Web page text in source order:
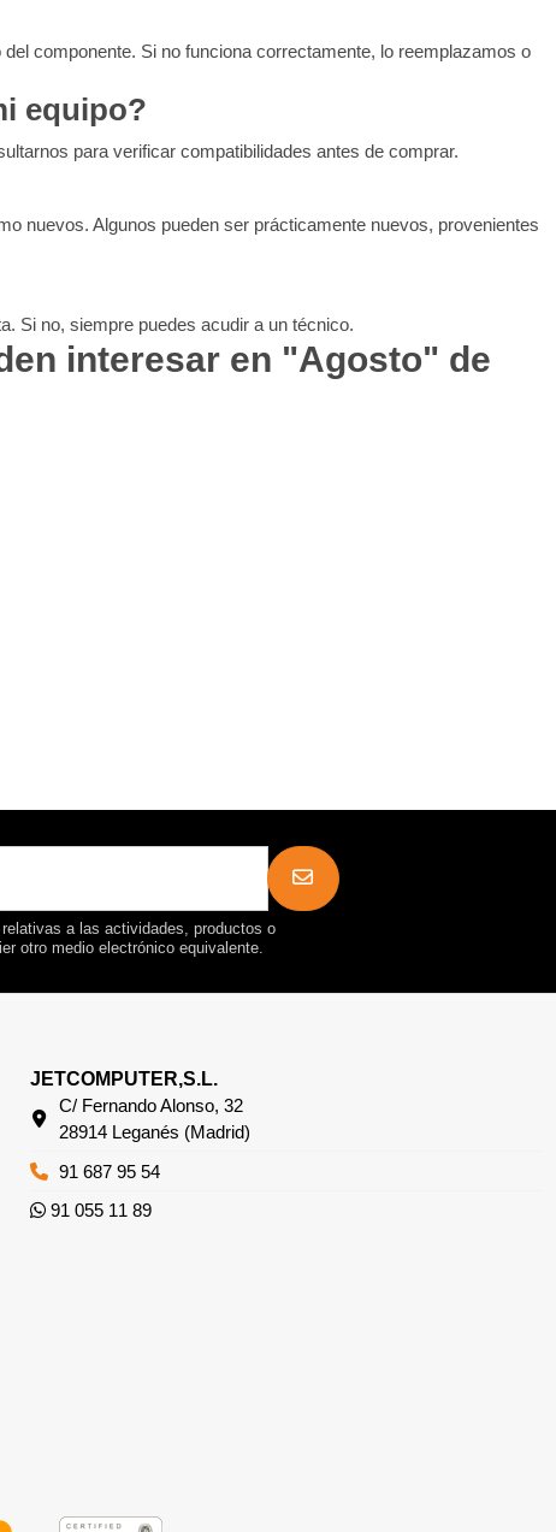
componente. Si no funciona correctamente, lo reemplazamos o
equipo?
para verificar compatibilidades antes de comprar.
nuevos. Algunos pueden ser prácticamente nuevos, provenientes
Si no, siempre puedes acudir a un técnico.
interesar en "Agosto" de
a las actividades, productos o
otro medio electrónico equivalente.
JETCOMPUTER,S.L.
C/ Fernando Alonso, 32
28914 Leganés (Madrid)
91 687 95 54
91 055 11 89